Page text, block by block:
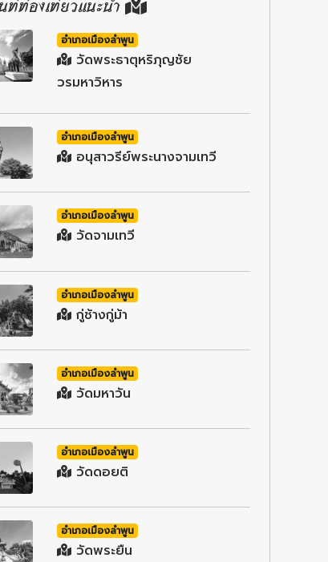
ที่ท่องเที่ยวแนะนำ
อำเภอเมืองลำพูน
วัดพระธาตุหริภุญชัย
วรมหาวิหาร
อำเภอเมืองลำพูน
อนุสาวรีย์พระนางจามเทวี
อำเภอเมืองลำพูน
วัดจามเทวี
อำเภอเมืองลำพูน
กู่ช้างกู่ม้า
อำเภอเมืองลำพูน
วัดมหาวัน
อำเภอเมืองลำพูน
วัดดอยติ
อำเภอเมืองลำพูน
วัดพระยืน